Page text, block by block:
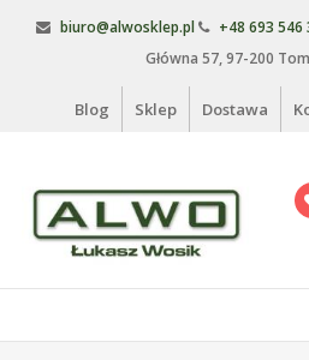
biuro@alwosklep.pl +48 693 546
Główna 57, 97-200
Blog Sklep Dostawa
Alwo
sklep